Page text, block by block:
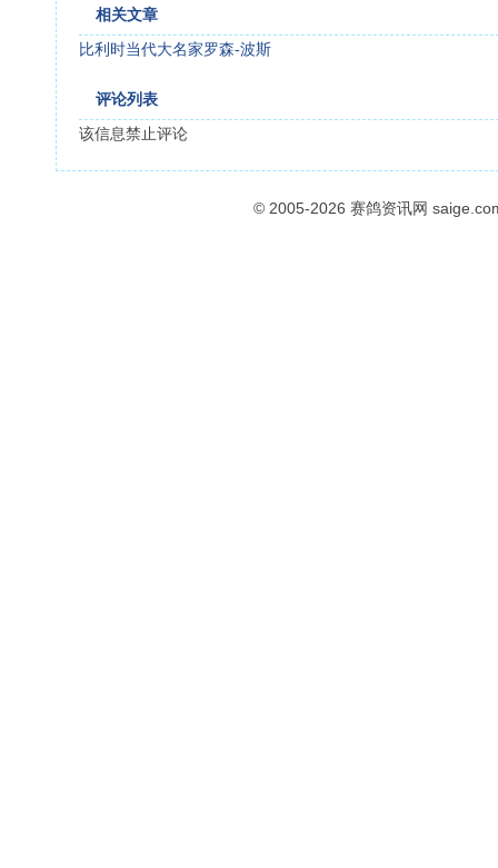
相关文章
比利时当代大名家罗森-波斯
评论列表
该信息禁止评论
© 2005-2026 赛鸽资讯网